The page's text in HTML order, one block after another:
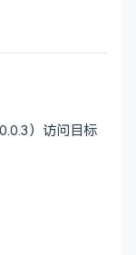
）访问目标